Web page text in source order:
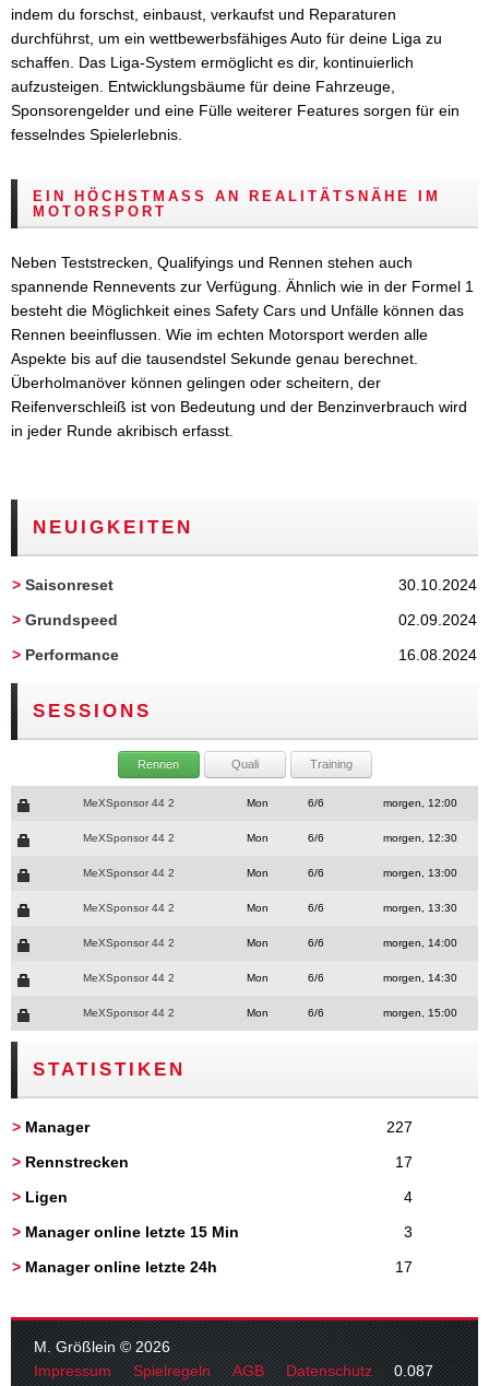
indem du forschst, einbaust, verkaufst und Reparaturen
durchführst, um ein wettbewerbsfähiges Auto für deine Liga zu
schaffen. Das Liga-System ermöglicht es dir, kontinuierlich
aufzusteigen. Entwicklungsbäume für deine Fahrzeuge,
Sponsorengelder und eine Fülle weiterer Features sorgen für ein
fesselndes Spielerlebnis.
EIN HÖCHSTMASS AN REALITÄTSNÄHE IM M
OTORSPORT
Neben Teststrecken, Qualifyings und Rennen stehen auch
spannende Rennevents zur Verfügung. Ähnlich wie in der Formel 1
besteht die Möglichkeit eines Safety Cars und Unfälle können das
Rennen beeinflussen. Wie im echten Motorsport werden alle
Aspekte bis auf die tausendstel Sekunde genau berechnet.
Überholmanöver können gelingen oder scheitern, der
Reifenverschleiß ist von Bedeutung und der Benzinverbrauch wird
in jeder Runde akribisch erfasst.
NEUIGKEITEN
> Saisonreset
30.10.2024
> Grundspeed
02.09.2024
> Performance 16.08.2024
SESSIONS
Rennen Quali Training
MeXSponsor 44 2 Mon 6/6 morgen, 12:00
MeXSponsor 44 2 Mon 6/6 morgen, 12:30
MeXSponsor 44 2 Mon 6/6 morgen, 13:00
MeXSponsor 44 2 Mon 6/6 morgen, 13:30
MeXSponsor 44 2 Mon 6/6 morgen, 14:00
MeXSponsor 44 2 Mon 6/6 morgen, 14:30
MeXSponsor 44 2 Mon 6/6 morgen, 15:00
STATISTIKEN
> Manager
227
> Rennstrecken
17
> Ligen
4
> Manager online letzte 15 Min
3
> Manager online letzte 24h 17
M. Größlein © 2026
Impressum
Spielregeln AGB Datenschutz0.087